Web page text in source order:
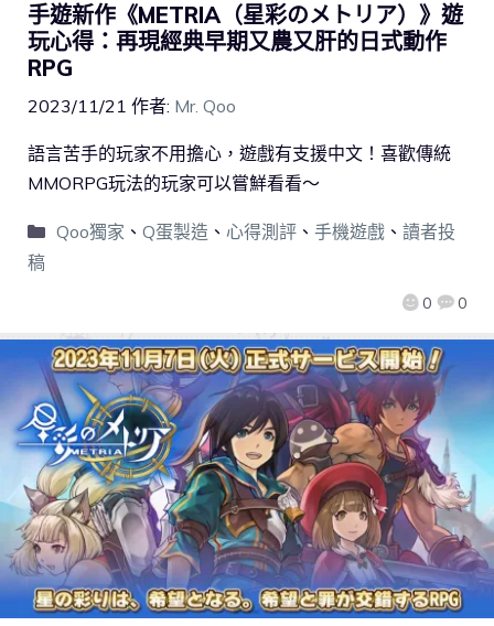
手遊新作《METRIA（星彩のメトリア）》遊
玩心得：再現經典早期又農又肝的日式動作
RPG
2023/11/21 作者: Mr. Qoo
0 0
語言苦手的玩家不用擔心，遊戲有支援中文！喜歡傳統
MMORPG玩法的玩家可以嘗鮮看看～
Qoo獨家 、 Q蛋製造 、 心得測評、 手機遊戲、 讀者投
稿